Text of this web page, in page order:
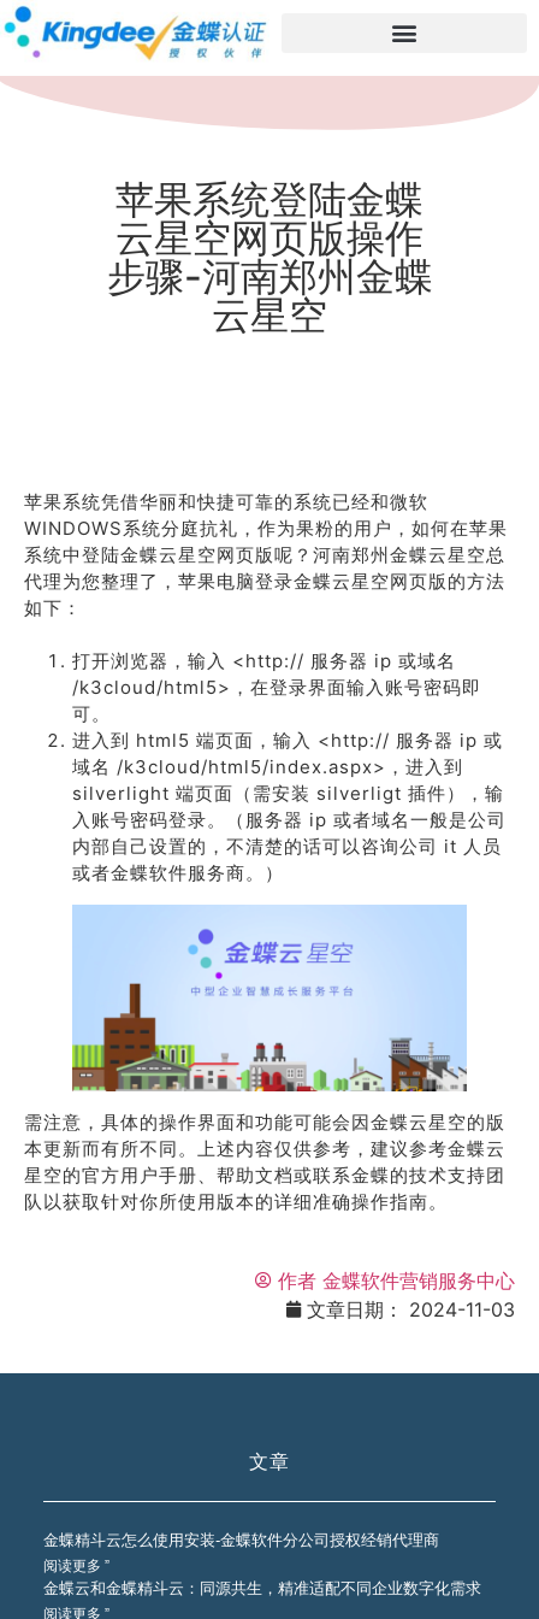
苹果系统登陆金蝶
云星空网页版操作
步骤-河南郑州金蝶
云星空
苹果系统凭借华丽和快捷可靠的系统已经和微软
WINDOWS系统分庭抗礼，作为果粉的用户，如何在苹果
系统中登陆金蝶云星空网页版呢？河南郑州金蝶云星空总
代理为您整理了，苹果电脑登录金蝶云星空网页版的方法
如下：
打开浏览器，输入 <http:// 服务器 ip 或域名
/k3cloud/html5>，在登录界面输入账号密码即
可。
进入到 html5 端页面，输入 <http:// 服务器 ip 或
域名 /k3cloud/html5/index.aspx>，进入到
silverlight 端页面（需安装 silverligt 插件），输
入账号密码登录。（服务器 ip 或者域名一般是公司
内部自己设置的，不清楚的话可以咨询公司 it 人员
或者金蝶软件服务商。）
需注意，具体的操作界面和功能可能会因金蝶云星空的版
本更新而有所不同。上述内容仅供参考，建议参考金蝶云
星空的官方用户手册、帮助文档或联系金蝶的技术支持团
队以获取针对你所使用版本的详细准确操作指南。
作者 金蝶软件营销服务中心
文章日期：
2024-11-03
文章
金蝶精斗云怎么使用安装-金蝶软件分公司授权经销代理商
阅读更多 ”
金蝶云和金蝶精斗云：同源共生，精准适配不同企业数字化需求
阅读更多 ”